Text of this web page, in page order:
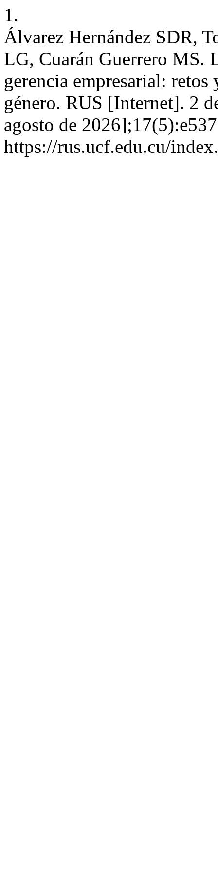
1.
Álvarez Hernández SDR,
LG, Cuarán Guerrero MS.
gerencia empresarial: retos
género. RUS [Internet]. 2
agosto de
https://rus.ucf.edu.cu/